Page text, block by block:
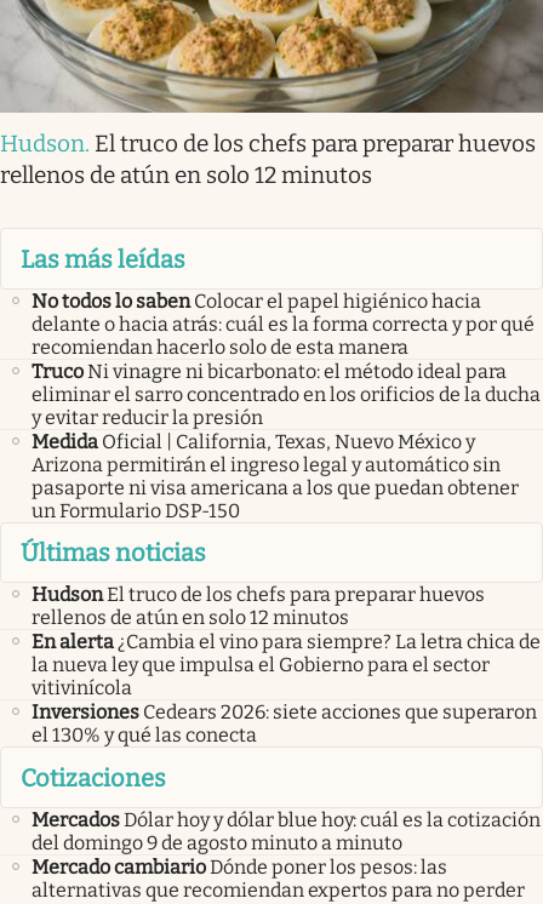
Hudson. El truco de los chefs para preparar huevos
rellenos de atún en solo 12 minutos
Las más leídas
No todos lo saben Colocar el papel higiénico hacia
delante o hacia atrás: cuál es la forma correcta y por qué
recomiendan hacerlo solo de esta manera
TrucoNi vinagre ni bicarbonato: el método ideal para
eliminar el sarro concentrado en los orificios de la ducha
y evitar reducir la presión
Medida Oficial | California, Texas, Nuevo México y
Arizona permitirán el ingreso legal y automático sin
pasaporte ni visa americana a los que puedan obtener
un Formulario DSP-150
Últimas noticias
HudsonEl truco de los chefs para preparar huevos
rellenos de atún en solo 12 minutos
En alerta¿Cambia el vino para siempre? La letra chica de
la nueva ley que impulsa el Gobierno para el sector
vitivinícola
Inversiones Cedears 2026: siete acciones que superaron
el 130% y qué las conecta
Cotizaciones
MercadosDólar hoy y dólar blue hoy: cuál es la cotización
del domingo 9 de agosto minuto a minuto
Mercado cambiarioDónde poner los pesos: las
alternativas que recomiendan expertos para no perder